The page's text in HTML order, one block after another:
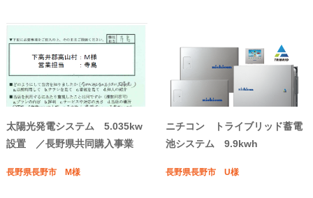
太陽光発電システム 5.035kw
設置 ／長野県共同購入事業
長野県長野市 M様
ニチコン トライブリッド蓄電
池システム 9.9kwh
長野県長野市 U様